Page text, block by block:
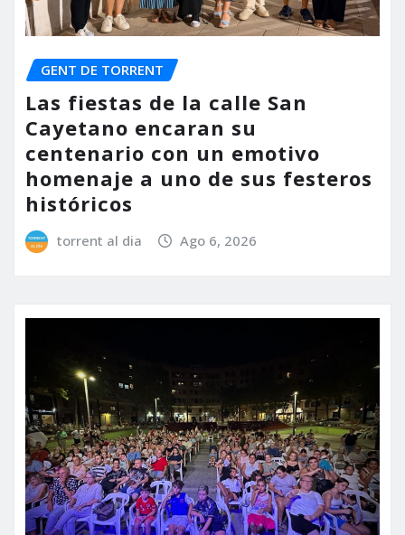
GENT DE TORRENT
Las fiestas de la calle San
Cayetano encaran su
centenario con un emotivo
homenaje a uno de sus festeros
históricos
torrent al dia Ago 6, 2026